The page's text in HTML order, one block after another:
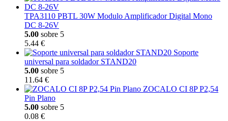
TPA3110 PBTL 30W Modulo Amplificador Digital Mono
DC 8-26V
5.00 sobre 5
5.44 €
Soporte
universal para soldador STAND20
5.00 sobre 5
11.64 €
ZOCALO CI 8P P2,54
Pin Plano
5.00 sobre 5
0.08 €